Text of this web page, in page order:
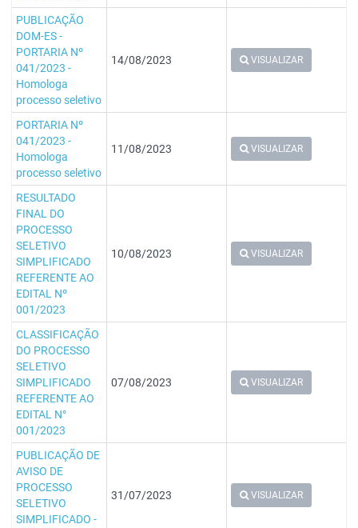
PUBLICAÇÃO
DOM-ES -
PORTARIA Nº
041/2023 -
Homologa
processo seletivo
14/08/2023 VISUALIZAR
PORTARIA Nº
041/2023 -
Homologa
processo seletivo
11/08/2023 VISUALIZAR
RESULTADO
FINAL DO
PROCESSO
SELETIVO
SIMPLIFICADO
REFERENTE AO
EDITAL Nº
001/2023
10/08/2023 VISUALIZAR
CLASSIFICAÇÃO
DO PROCESSO
SELETIVO
SIMPLIFICADO
REFERENTE AO
EDITAL N°
001/2023
07/08/2023 VISUALIZAR
PUBLICAÇÃO DE
AVISO DE
PROCESSO
SELETIVO
SIMPLIFICADO -
31/07/2023 VISUALIZAR